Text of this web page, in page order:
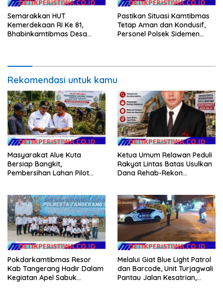
Semarakkan HUT
Kemerdekaan RI Ke 81,
Bhabinkamtibmas Desa
Pastikan Situasi Kamtibmas
Tetap Aman dan Kondusif,
Personel Polsek Sidemen
Rekomendasi untuk kamu
Masyarakat Alue Kuta
Bersiap Bangkit,
Pembersihan Lahan Pilot
Ketua Umum Relawan Peduli
Rakyat Lintas Batas Usulkan
Dana Rehab-Rekon
Pemerintah Pusat
Pokdarkamtibmas Resor
Kab Tangerang Hadir Dalam
Kegiatan Apel Sabuk
Melalui Giat Blue Light Patrol
dan Barcode, Unit Turjagwali
Pantau Jalan Kesatrian,